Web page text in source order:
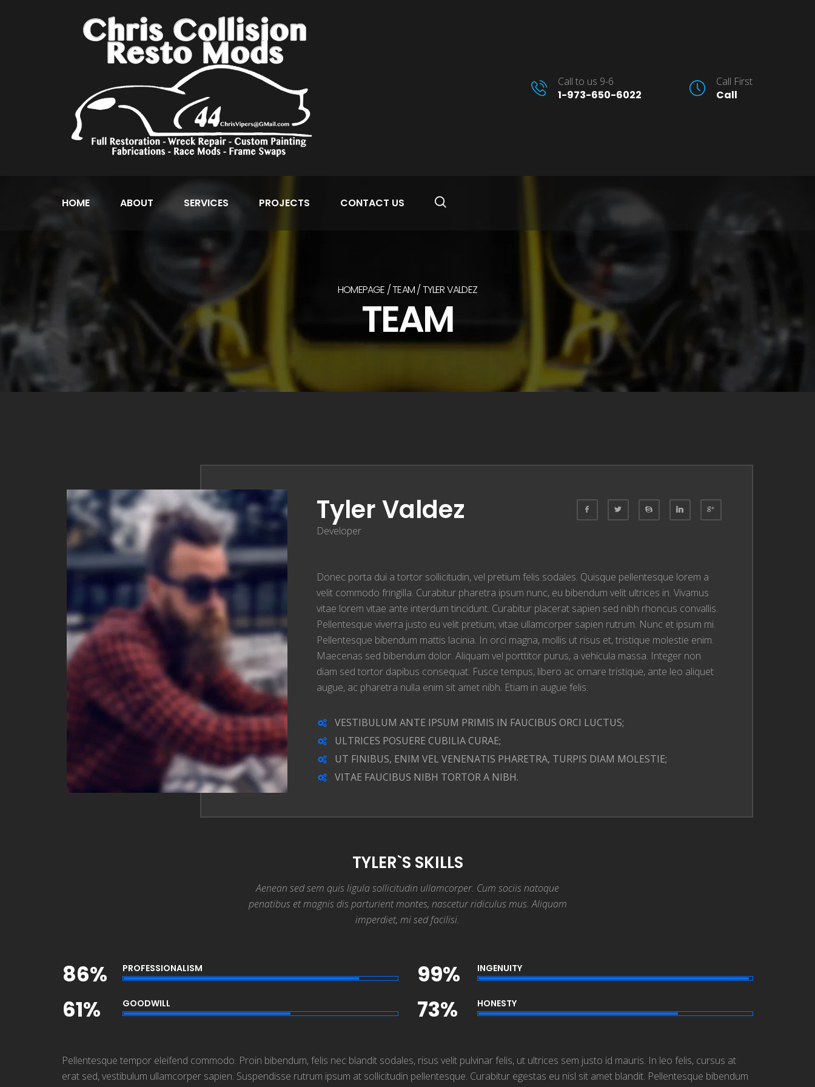
Call to us 9-6
1-973-650-6022
Call First
Call
HOME ABOUT SERVICES PROJECTS CONTACT US
HOMEPAGE TEAM TYLER VALDEZ
TEAM
Tyler Valdez
Developer
Donec porta dui a tortor sollicitudin, vel pretium felis sodales. Quisque pellentesque lorem a
velit commodo fringilla. Curabitur pharetra ipsum nunc, eu bibendum velit ultrices in. Vivamus
vitae lorem vitae ante interdum tincidunt. Curabitur placerat sapien sed nibh rhoncus convallis.
Pellentesque viverra justo eu velit pretium, vitae ullamcorper sapien rutrum. Nunc et ipsum mi.
Pellentesque bibendum mattis lacinia. In orci magna, mollis ut risus et, tristique molestie enim.
Maecenas sed bibendum dolor. Aliquam vel porttitor purus, a vehicula massa. Integer non
diam sed tortor dapibus consequat. Fusce tempus, libero ac ornare tristique, ante leo aliquet
augue, ac pharetra nulla enim sit amet nibh. Etiam in augue felis.
VESTIBULUM ANTE IPSUM PRIMIS IN FAUCIBUS ORCI LUCTUS;
ULTRICES POSUERE CUBILIA CURAE;
UT FINIBUS, ENIM VEL VENENATIS PHARETRA, TURPIS DIAM MOLESTIE;
VITAE FAUCIBUS NIBH TORTOR A NIBH.
TYLER`S SKILLS
Aenean sed sem quis ligula sollicitudin ullamcorper. Cum sociis natoque
penatibus et magnis dis parturient montes, nascetur ridiculus mus. Aliquam
imperdiet, mi sed facilisi.
PROFESSIONALISM
86% INGENUITY
99%
GOODWILL
61% HONESTY
73%
Pellentesque tempor eleifend commodo. Proin bibendum, felis nec blandit sodales, risus velit pulvinar felis, ut ultrices sem justo id mauris. In leo felis, cursus at
erat sed, vestibulum ullamcorper sapien. Suspendisse rutrum ipsum at sollicitudin pellentesque. Curabitur egestas eu nisl sit amet blandit. Pellentesque bibendum